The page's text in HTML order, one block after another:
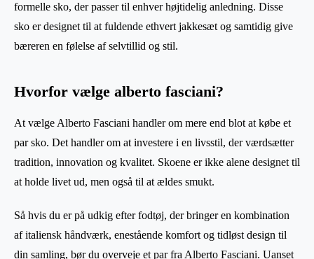
formelle sko, der passer til enhver højtidelig anledning. Disse
sko er designet til at fuldende ethvert jakkesæt og samtidig give
bæreren en følelse af selvtillid og stil.
Hvorfor vælge alberto fasciani?
At vælge Alberto Fasciani handler om mere end blot at købe et
par sko. Det handler om at investere i en livsstil, der værdsætter
tradition, innovation og kvalitet. Skoene er ikke alene designet til
at holde livet ud, men også til at ældes smukt.
Så hvis du er på udkig efter fodtøj, der bringer en kombination
af italiensk håndværk, enestående komfort og tidløst design til
din samling, bør du overveje et par fra Alberto Fasciani. Uanset